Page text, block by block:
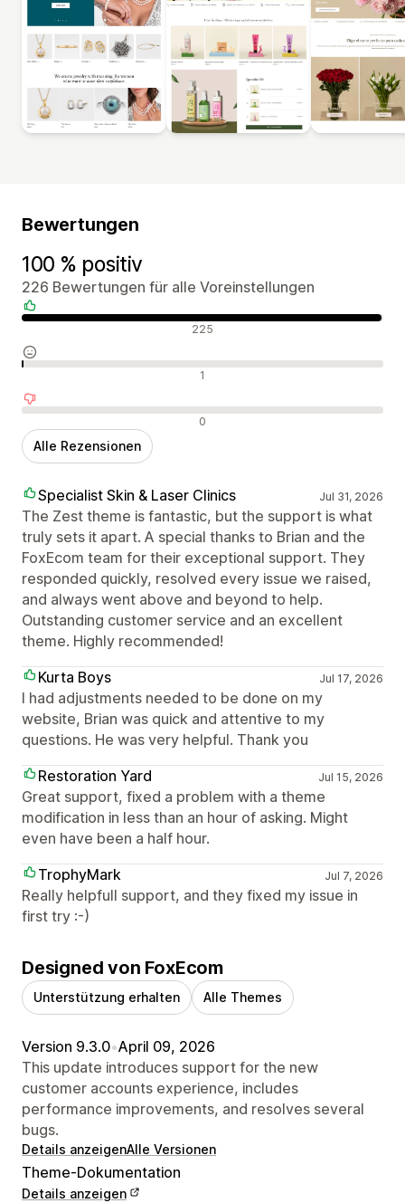
Bewertungen
100 % positiv
226 Bewertungen für alle Voreinstellungen
Positive Bewertungen 225
Neutrale Bewertungen 1
Negative Bewertungen 0
Alle Rezensionen
Specialist Skin & Laser Clinics Jul 31, 2026
The Zest theme is fantastic, but the support is what
truly sets it apart. A special thanks to Brian and the
FoxEcom team for their exceptional support. They
responded quickly, resolved every issue we raised,
and always went above and beyond to help.
Outstanding customer service and an excellent
theme. Highly recommended!
Kurta Boys
Jul 17, 2026
I had adjustments needed to be done on my
website, Brian was quick and attentive to my
questions. He was very helpful. Thank you
Restoration Yard
Jul 15, 2026
Great support, fixed a problem with a theme
modification in less than an hour of asking. Might
even have been a half hour.
TrophyMark
Jul 7, 2026
Really helpfull support, and they fixed my issue in
first try :-)
Designed von FoxEcom
Unterstützung erhalten Alle Themes
Version 9.3.0•April 09, 2026
This update introduces support for the new
customer accounts experience, includes
performance improvements, and resolves several
bugs.
Details anzeigenAlle Versionen
Theme-Dokumentation
Details anzeigen